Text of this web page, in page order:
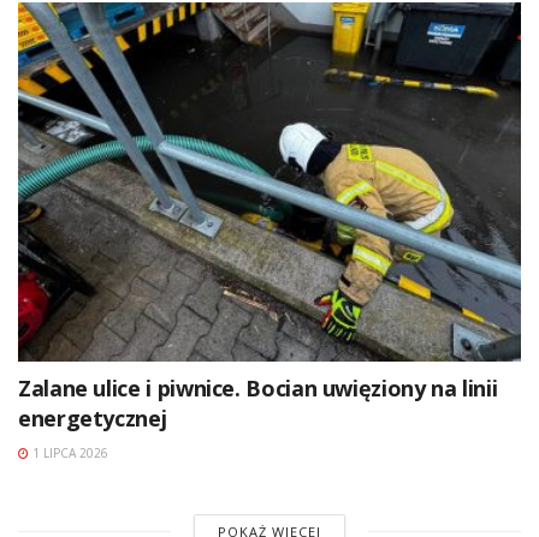
Zalane ulice i piwnice. Bocian uwięziony na linii
energetycznej
1 LIPCA 2026
POKAŻ WIĘCEJ